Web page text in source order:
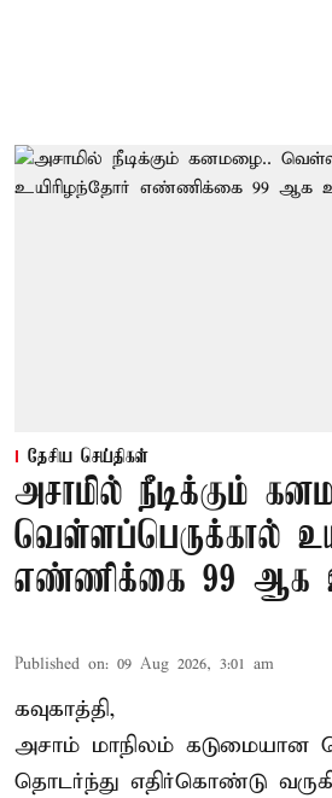
தேசிய செய்திகள்
அசாமில் நீடிக்கும்
வெள்ளப்பெருக்கால்
எண்ணிக்கை 99 ஆக
Published on: 09 Aug 2026, 3:01 am
கவுகாத்தி,
அசாம் மாநிலம் கடுமையான
தொடர்ந்து எதிர்கொண்டு